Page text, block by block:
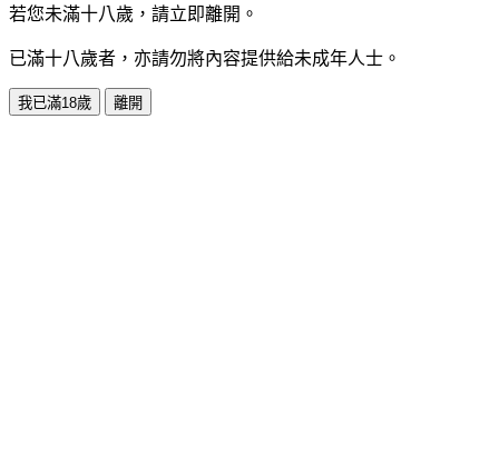
若您未滿十八歲，請立即離開。
已滿十八歲者，亦請勿將內容提供給未成年人士。
我已滿18歲 離開